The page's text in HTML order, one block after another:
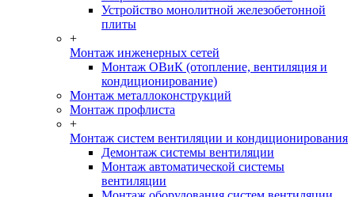
Устройство монолитной железобетонной
плиты
+
Монтаж инженерных сетей
Монтаж ОВиК (отопление, вентиляция и
кондиционирование)
Монтаж металлоконструкций
Монтаж профлиста
+
Монтаж систем вентиляции и кондиционирования
Демонтаж системы вентиляции
Монтаж автоматической системы
вентиляции